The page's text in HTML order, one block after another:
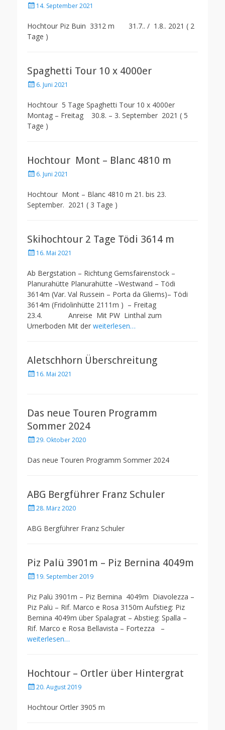
Posted14. September 2021
Hochtour Piz Buin 3312 m 31.7.. / 1.8.. 2021 ( 2
Tage )
Spaghetti Tour 10 x 4000er
Posted6. Juni 2021
Hochtour 5 Tage Spaghetti Tour 10 x 4000er
Montag – Freitag 30.8. – 3. September 2021 ( 5
Tage )
Hochtour Mont – Blanc 4810 m
Posted6. Juni 2021
Hochtour Mont – Blanc 4810 m 21. bis 23.
September. 2021 ( 3 Tage )
Skihochtour 2 Tage Tödi 3614 m
Posted16. Mai 2021
Ab Bergstation – Richtung Gemsfairenstock –
Planurahütte Planurahütte –Westwand – Tödi
3614m (Var. Val Russein – Porta da Gliems)– Tödi
3614m (Fridolinhütte 2111m ) – Freitag
23.4. Anreise Mit PW Linthal zum
Urnerboden Mit der weiterlesen…
Aletschhorn Überschreitung
Posted16. Mai 2021
Das neue Touren Programm
Sommer 2024
Posted29. Oktober 2020
Das neue Touren Programm Sommer 2024
ABG Bergführer Franz Schuler
Posted28. März 2020
ABG Bergführer Franz Schuler
Piz Palü 3901m – Piz Bernina 4049m
Posted19. September 2019
Piz Palü 3901m – Piz Bernina 4049m Diavolezza –
Piz Palü – Rif. Marco e Rosa 3150m Aufstieg: Piz
Bernina 4049m über Spalagrat – Abstieg: Spalla –
Rif. Marco e Rosa Bellavista – Fortezza –
weiterlesen…
Hochtour – Ortler über Hintergrat
Posted20. August 2019
Hochtour Ortler 3905 m